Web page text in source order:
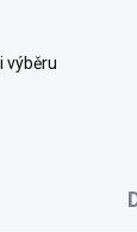
výběru